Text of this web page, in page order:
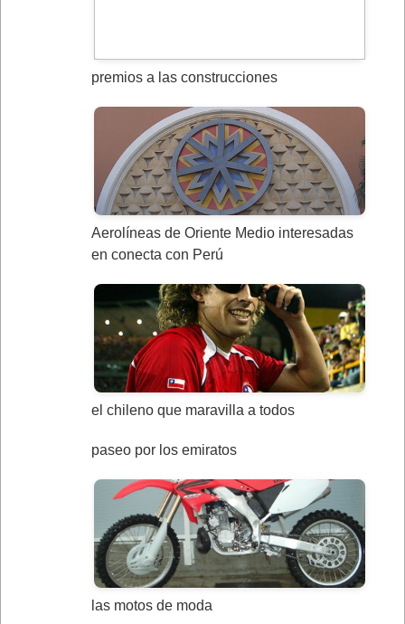
premios a las construcciones
Aerolíneas de Oriente Medio interesadas
en conecta con Perú
el chileno que maravilla a todos
paseo por los emiratos
las motos de moda